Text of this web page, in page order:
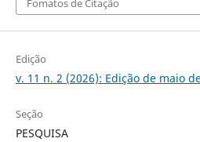
Fomatos de Citação
Edição
v. 11 n. 2 (2026): Edição de maio
Seção
PESQUISA